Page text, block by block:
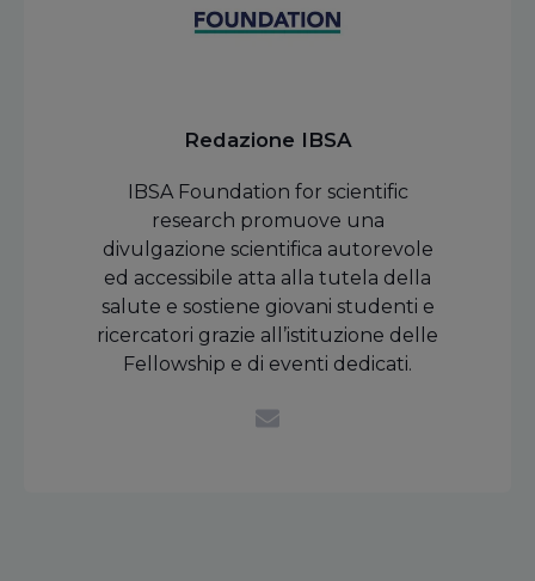
Redazione IBSA
IBSA Foundation for scientific
research promuove una
divulgazione scientifica autorevole
ed accessibile atta alla tutela della
salute e sostiene giovani studenti e
ricercatori grazie all’istituzione delle
Fellowship e di eventi dedicati.